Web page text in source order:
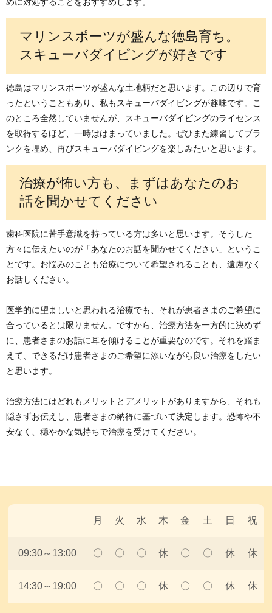
マリンスポーツが盛んな徳島育ち。
スキューバダイビングが好きです
徳島はマリンスポーツが盛んな土地柄だと思います。この辺りで育
ったということもあり、私もスキューバダイビングが趣味です。こ
のところ全然していませんが、スキューバダイビングのライセンス
を取得するほど、一時ははまっていました。ぜひまた練習してブラ
ンクを埋め、再びスキューバダイビングを楽しみたいと思います。
治療が怖い方も、まずはあなたのお
話を聞かせてください
歯科医院に苦手意識を持っている方は多いと思います。そうした
方々に伝えたいのが「あなたのお話を聞かせてください」というこ
とです。お悩みのことも治療について希望されることも、遠慮なく
お話しください。
医学的に望ましいと思われる治療でも、それが患者さまのご希望に
合っているとは限りません。ですから、治療方法を一方的に決めず
に、患者さまのお話に耳を傾けることが重要なのです。それを踏ま
えて、できるだけ患者さまのご希望に添いながら良い治療をしたい
と思います。
治療方法にはどれもメリットとデメリットがありますから、それも
隠さずお伝えし、患者さまの納得に基づいて決定します。恐怖や不
安なく、穏やかな気持ちで治療を受けてください。
月 火 水 木 金 土 日 祝
09:30～13:00 〇 〇 〇 休 〇 〇 休 休
14:30～19:00 〇 〇 〇 休 〇 〇 休 休